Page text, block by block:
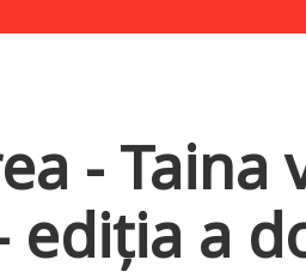
- Taina
ediția a